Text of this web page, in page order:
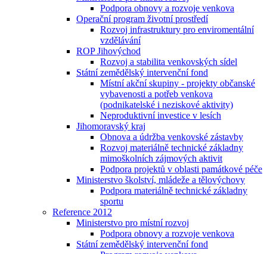
Podpora obnovy a rozvoje venkova
Operační program životní prostředí
Rozvoj infrastruktury pro enviromentální
vzdělávání
ROP Jihovýchod
Rozvoj a stabilita venkovských sídel
Státní zemědělský intervenční fond
Místní akční skupiny - projekty občanské
vybavenosti a potřeb venkova
(podnikatelské i neziskové aktivity)
Neproduktivní investice v lesích
Jihomoravský kraj
Obnova a údržba venkovské zástavby
Rozvoj materiálně technické základny
mimoškolních zájmových aktivit
Podpora projektů v oblasti památkové péče
Ministerstvo školství, mládeže a tělovýchovy
Podpora materiálně technické základny
sportu
Reference 2012
Ministerstvo pro místní rozvoj
Podpora obnovy a rozvoje venkova
Státní zemědělský intervenční fond